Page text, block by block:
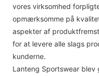
vores virksomhed
opmærksomme på
aspekter af
for at levere alle slags
kunderne.
Lanteng Sportswear blev